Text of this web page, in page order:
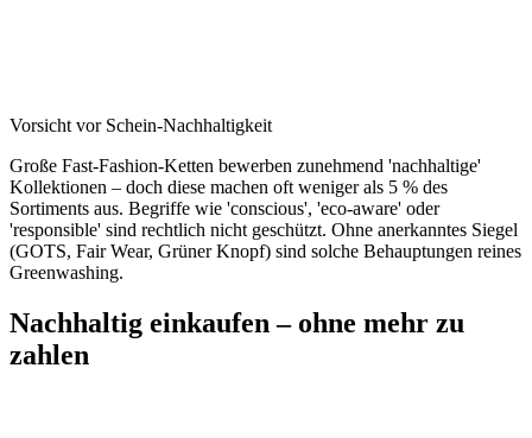
Vorsicht vor Schein-Nachhaltigkeit
Große Fast-Fashion-Ketten bewerben zunehmend 'nachhaltige'
Kollektionen – doch diese machen oft weniger als 5 % des
Sortiments aus. Begriffe wie 'conscious', 'eco-aware' oder
'responsible' sind rechtlich nicht geschützt. Ohne anerkanntes Siegel
(GOTS, Fair Wear, Grüner Knopf) sind solche Behauptungen reines
Greenwashing.
Nachhaltig einkaufen – ohne mehr zu
zahlen